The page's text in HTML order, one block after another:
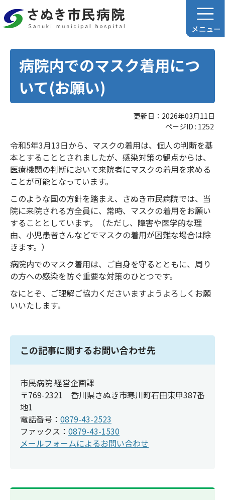
病院内でのマスク着用につ
いて(お願い)
更新日：2026年03月11日
ページID : 1252
令和5年3月13日から、マスクの着用は、個人の判断を基
本とすることとされましたが、感染対策の観点からは、
医療機関の判断において来院者にマスクの着用を求める
ことが可能となっています。
このような国の方針を踏まえ、さぬき市民病院では、当
院に来院される方全員に、常時、マスクの着用をお願い
することとしています。（ただし、障害や医学的な理
由、小児患者さんなどでマスクの着用が困難な場合は除
きます。）
病院内でのマスク着用は、ご自身を守るとともに、周り
の方への感染を防ぐ重要な対策のひとつです。
なにとぞ、ご理解ご協力くださいますようよろしくお願
いいたします。
この記事に関するお問い合わせ先
市民病院 経営企画課
〒769-2321 香川県さぬき市寒川町石田東甲387番
地1
電話番号： 0879-43-2523
ファックス： 0879-43-1530
メールフォームによるお問い合わせ